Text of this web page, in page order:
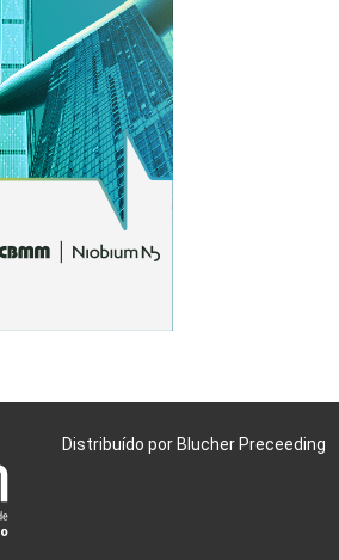
Distribuído por Blucher Preceeding